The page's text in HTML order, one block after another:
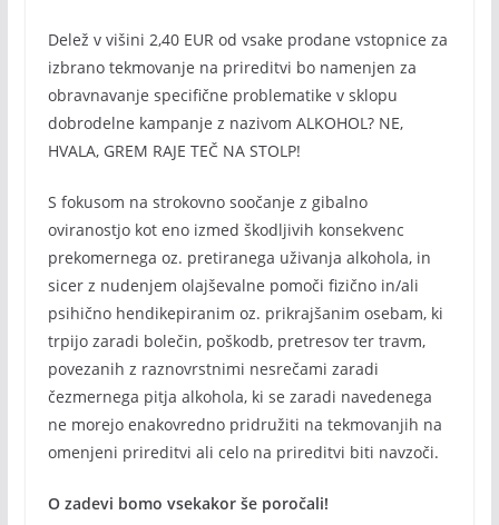
Delež v višini 2,40 EUR od vsake prodane vstopnice za
izbrano tekmovanje na prireditvi bo namenjen za
obravnavanje specifične problematike v sklopu
dobrodelne kampanje z nazivom ALKOHOL? NE,
HVALA, GREM RAJE TEČ NA STOLP!
S fokusom na strokovno soočanje z gibalno
oviranostjo kot eno izmed škodljivih konsekvenc
prekomernega oz. pretiranega uživanja alkohola, in
sicer z nudenjem olajševalne pomoči fizično in/ali
psihično hendikepiranim oz. prikrajšanim osebam, ki
trpijo zaradi bolečin, poškodb, pretresov ter travm,
povezanih z raznovrstnimi nesrečami zaradi
čezmernega pitja alkohola, ki se zaradi navedenega
ne morejo enakovredno pridružiti na tekmovanjih na
omenjeni prireditvi ali celo na prireditvi biti navzoči.
O zadevi bomo vsekakor še poročali!